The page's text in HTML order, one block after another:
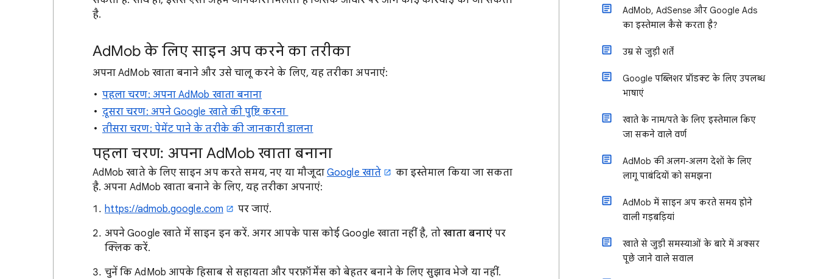
है.
AdMob के लिए साइन अप करने का तरीका
अपना AdMob खाता बनाने और उसे चालू करने के लिए, यह तरीका अपनाएं:
पहला चरण: अपना AdMob खाता बनाना
दूसरा चरण: अपने Google खाते की पुष्टि करना
तीसरा चरण: पेमेंट पाने के तरीके की जानकारी डालना
पहला चरण: अपना AdMob खाता बनाना
AdMob खाते के लिए साइन अप करते समय, नए या मौजूदाGoogle खाते
का इस्तेमाल किया जा सकता
है. अपना AdMob खाता बनाने के लिए, यह तरीका अपनाएं:
https://admob.google.com
पर जाएं.
अपने Google खाते में साइन इन करें. अगर आपके पास कोई Google खाता नहीं है, तो खाता बनाएं पर
क्लिक करें.
चुनें कि AdMob आपके हिसाब से सहायता और परफ़ॉर्मेंस को बेहतर बनाने के लिए सुझाव भेजे या नहीं.
AdMob, AdSense और Google Ads
का इस्तेमाल कैसे करता है?
उम्र से जुड़ी शर्तें
Google पब्लिशर प्रॉडक्ट के लिए उपलब्ध
भाषाएं
खाते के नाम/पते के लिए इस्तेमाल किए
जा सकने वाले वर्ण
AdMob की अलग-अलग देशों के लिए
लागू पाबंदियों को समझना
AdMob में साइन अप करते समय होने
वाली गड़बड़ियां
खाते से जुड़ी समस्याओं के बारे में अक्सर
पूछे जाने वाले सवाल